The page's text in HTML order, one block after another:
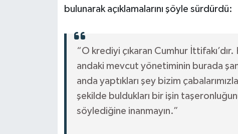
bulunarak açıklamalarını şöyle sürdürdü:
“O krediyi çıkaran Cumhur
andaki mevcut yönetiminin burada
anda yaptıkları şey bizim
şekilde buldukları bir işin
söylediğine inanmayın.”